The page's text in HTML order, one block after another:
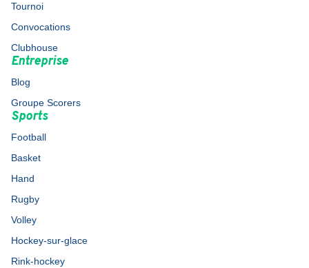
Tournoi
Convocations
Clubhouse
Entreprise
Blog
Groupe Scorers
Sports
Football
Basket
Hand
Rugby
Volley
Hockey-sur-glace
Rink-hockey